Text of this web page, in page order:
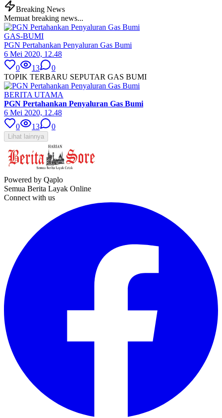
Breaking News
Memuat breaking news...
GAS-BUMI
PGN Pertahankan Penyaluran Gas Bumi
6 Mei 2020, 12.48
0
13
0
TOPIK TERBARU SEPUTAR GAS BUMI
BERITA UTAMA
PGN Pertahankan Penyaluran Gas Bumi
6 Mei 2020, 12.48
0
13 0
Lihat lainnya
Powered by Qaplo
Semua Berita Layak Online
Connect with us